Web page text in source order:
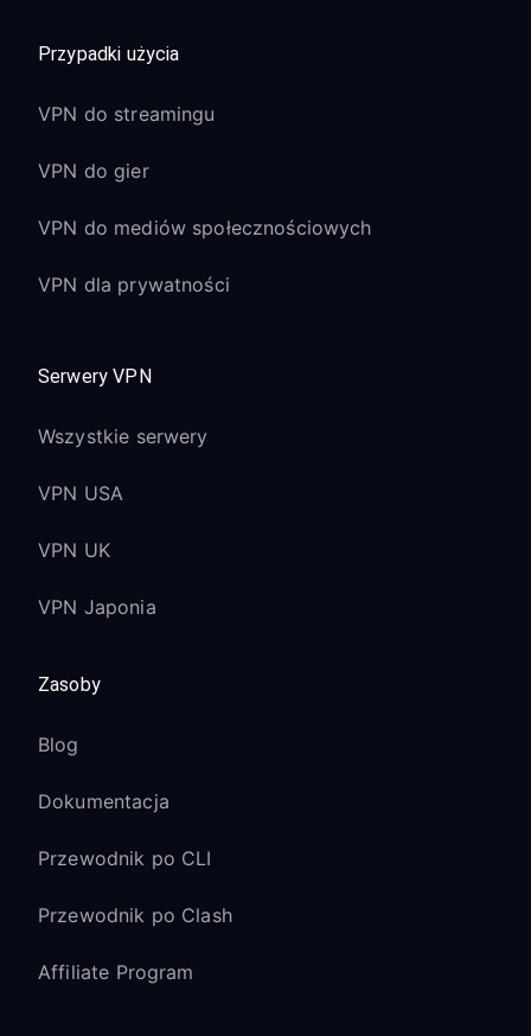
Przypadki użycia
VPN do streamingu
VPN do gier
VPN do mediów społecznościowych
VPN dla prywatności
Serwery VPN
Wszystkie serwery
VPN USA
VPN UK
VPN Japonia
Zasoby
Blog
Dokumentacja
Przewodnik po CLI
Przewodnik po Clash
Affiliate Program